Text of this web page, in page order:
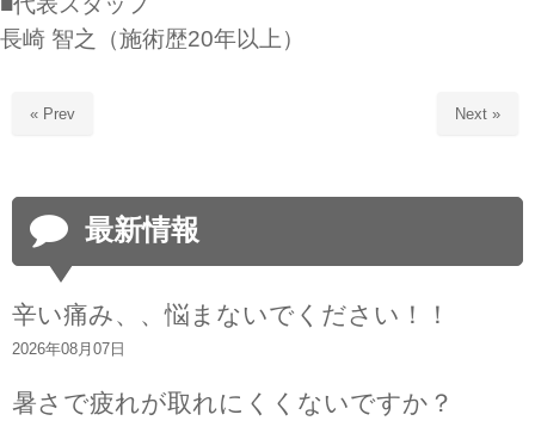
長崎 智之（施術歴20年以上）
« Prev Next »
最新情報
辛い痛み、、悩まないでください！！
2026年08月07日
暑さで疲れが取れにくくないですか？